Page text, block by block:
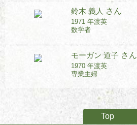
鈴木 義人 さん
1971 年渡英
数学者
モーガン 道子 さん
1970 年渡英
専業主婦
Top